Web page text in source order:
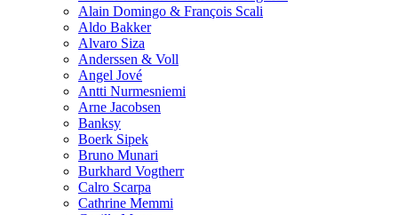
Alain Domingo & François Scali
Aldo Bakker
Alvaro Siza
Anderssen & Voll
Angel Jové
Antti Nurmesniemi
Arne Jacobsen
Banksy
Boerk Sipek
Bruno Munari
Burkhard Vogtherr
Calro Scarpa
Cathrine Memmi